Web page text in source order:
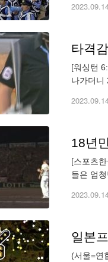
타격
[워싱턴
나가더니
18년
[스포츠
들은 엄
일본
(서울=연